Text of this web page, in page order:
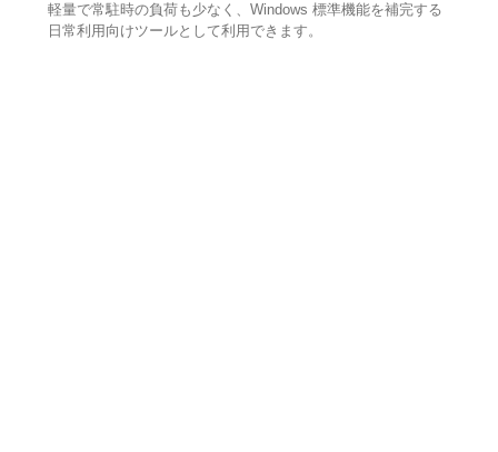
軽量で常駐時の負荷も少なく、Windows 標準機能を補完する
日常利用向けツールとして利用できます。